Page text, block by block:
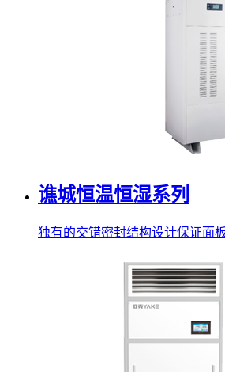
谯城恒温恒湿系列
独有的交错密封结构设计保证面